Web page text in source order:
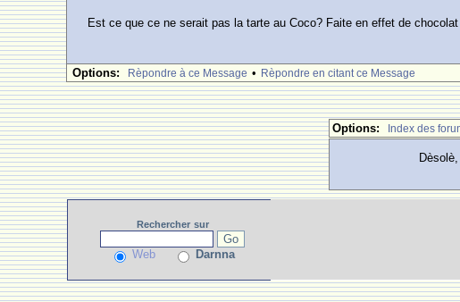
Est ce que ce ne serait pas la tarte au Coco? Faite en effet de
Options: Rèpondre à ce Message • Rèpondre en citant ce Message
Options: Index des
Rechercher sur
Web Darnna